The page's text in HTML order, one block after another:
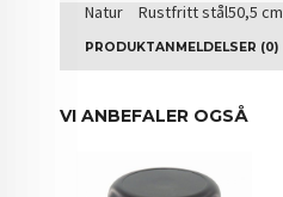
Natur Rustfritt stål50,5 cm
PRODUKTANMELDELSER (0)
VI ANBEFALER OGSÅ